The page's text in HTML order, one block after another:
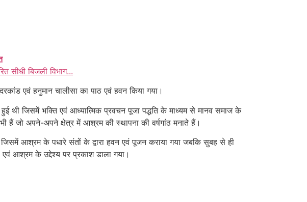
सीधी बिजली विभाग...
एवं हनुमान चालीसा का पाठ एवं हवन किया गया।
थी जिसमें भक्ति एवं आध्यात्मिक प्रवचन पूजा पद्धति के माध्यम से मानव समाज के
जो अपने-अपने क्षेत्र में आश्रम की स्थापना की वर्षगांठ मनाते हैं।
आश्रम के पधारे संतों के द्वारा हवन एवं पूजन कराया गया जबकि सुबह से ही
आश्रम के उद्देश्य पर प्रकाश डाला गया।